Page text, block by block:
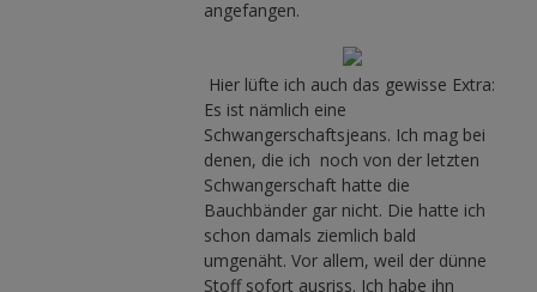
angefangen.
Hier lüfte ich auch das gewisse Extra:
Es ist nämlich eine
Schwangerschaftsjeans. Ich mag bei
denen, die ich noch von der letzten
Schwangerschaft hatte die
Bauchbänder gar nicht. Die hatte ich
schon damals ziemlich bald
umgenäht. Vor allem, weil der dünne
Stoff sofort ausriss. Ich habe ihn